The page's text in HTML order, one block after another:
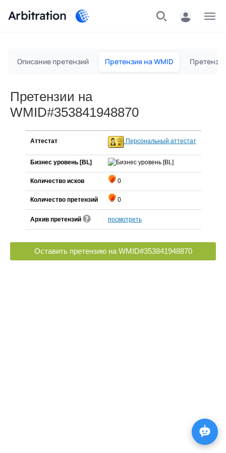
Arbitration
Описание претензий Претензия на WMID
Претензии на
WMID#353841948870
Аттестат Персональный аттестат
Бизнес уровень [BL]
Количество исков 0
Количество претензий 0
Архив претензий посмотреть